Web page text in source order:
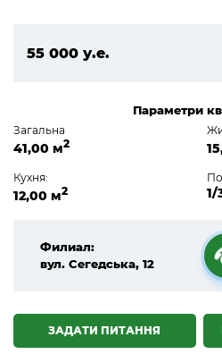
55 000 у.е.
Параметри
Загальна
41,00 м2
Кухня:
12,00 м2 1/
Филиал:
вул. Сегедська, 12
ЗАДАТИ ПИТАННЯ